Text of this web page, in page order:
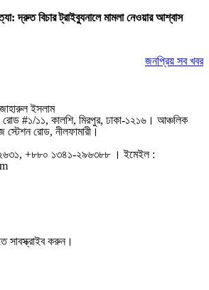
দ্রুত বিচার ট্রাইব্যুনালে মামলা নেওয়ার আশ্বাস
জনপ্রিয় সব খবর
ইসলাম
রোড #১/১১, কালশি, মিরপুর, ঢাকা-১২১৬। আঞ্চলিক
স্টেশন রোড, নীলফামারী।
+৮৮০ ১৩৪১-২৯৬৩৮৮ । ইমেইল :
সাবস্ক্রাইব করুন।